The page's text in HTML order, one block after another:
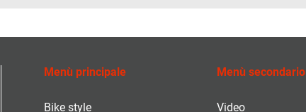
Menù principale
Bike style
Menù secondario
Video